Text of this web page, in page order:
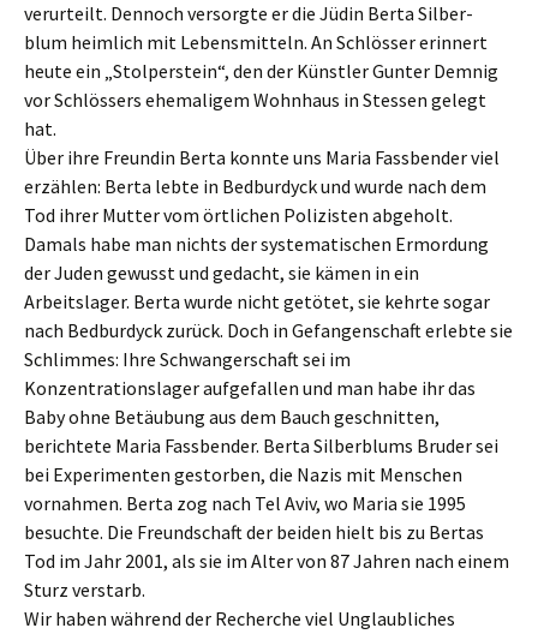
verurteilt. Dennoch versorgte er die Jüdin Berta Silber-
blum heimlich mit Lebensmitteln. An Schlösser erinnert
heute ein „Stolperstein“, den der Künstler Gunter Demnig
vor Schlössers ehemaligem Wohnhaus in Stessen gelegt
hat.
Über ihre Freundin Berta konnte uns Maria Fassbender viel
erzählen: Berta lebte in Bedburdyck und wurde nach dem
Tod ihrer Mutter vom örtlichen Polizisten abgeholt.
Damals habe man nichts der systematischen Ermordung
der Juden gewusst und gedacht, sie kämen in ein
Arbeitslager. Berta wurde nicht getötet, sie kehrte sogar
nach Bedburdyck zurück. Doch in Gefangenschaft erlebte sie
Schlimmes: Ihre Schwangerschaft sei im
Konzentrationslager aufgefallen und man habe ihr das
Baby ohne Betäubung aus dem Bauch geschnitten,
berichtete Maria Fassbender. Berta Silberblums Bruder sei
bei Experimenten gestorben, die Nazis mit Menschen
vornahmen. Berta zog nach Tel Aviv, wo Maria sie 1995
besuchte. Die Freundschaft der beiden hielt bis zu Bertas
Tod im Jahr 2001, als sie im Alter von 87 Jahren nach einem
Sturz verstarb.
Wir haben während der Recherche viel Unglaubliches